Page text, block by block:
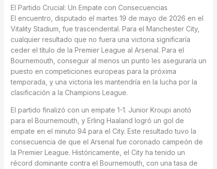
El Partido Crucial: Un Empate con Consecuencias
El encuentro, disputado el martes 19 de mayo de 2026 en el
Vitality Stadium, fue trascendental. Para el Manchester City,
cualquier resultado que no fuera una victoria significaría
ceder el título de la Premier League al Arsenal. Para el
Bournemouth, conseguir al menos un punto les aseguraría un
puesto en competiciones europeas para la próxima
temporada, y una victoria les mantendría en la lucha por la
clasificación a la Champions League.
El partido finalizó con un empate 1-1. Junior Kroupi anotó
para el Bournemouth, y Erling Haaland logró un gol de
empate en el minuto 94 para el City. Este resultado tuvo la
consecuencia de que el Arsenal fue coronado campeón de
la Premier League. Históricamente, el City ha tenido un
récord dominante contra el Bournemouth, con una tasa de